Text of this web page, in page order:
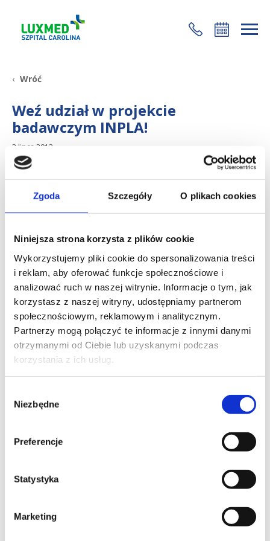
Zgoda Szczegóły O plikach cookies
Niniejsza strona korzysta z plików cookie
Wykorzystujemy pliki cookie do spersonalizowania treści
i reklam, aby oferować funkcje społecznościowe i
analizować ruch w naszej witrynie. Informacje o tym, jak
korzystasz z naszej witryny, udostępniamy partnerom
społecznościowym, reklamowym i analitycznym.
Partnerzy mogą połączyć te informacje z innymi danymi
otrzymanymi od Ciebie lub uzyskanymi podczas
korzystania z ich usług.
zgody
Niezbędne
Preferencje
Statystyka
Marketing
+48 22 35 58 200
Wróć
Weź udział w projekcie
badawczym INPLA!
3 lipca 2013
Zapraszamy zdrowych chłopców w wieku 16-18 lat
oraz chłopców w wieku 16-18 lat z niestabilnością
stawu skokowego, do wzięcia udziału w projekcie
Celem projektu jest jest stworzenie na podstawie
biomechanicznych modelu zdrowego oraz
Projekt jest dofinansowany ze środków Narodowego
Centrum Badań i Rozwoju w ramach Programu